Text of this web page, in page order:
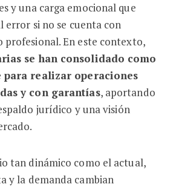
y una carga emocional que
error si no se cuenta con
profesional. En este contexto,
se han consolidado como
para realizar operaciones
y con garantías, aportando
jurídico y una visión
tan dinámico como el actual,
y la demanda cambian